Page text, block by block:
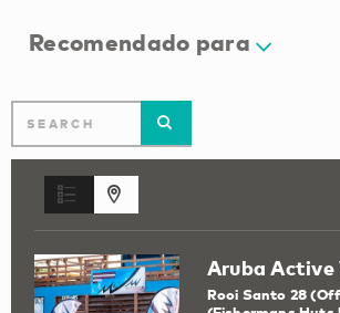
Recomendado para
Aruba
Rooi Santo 28